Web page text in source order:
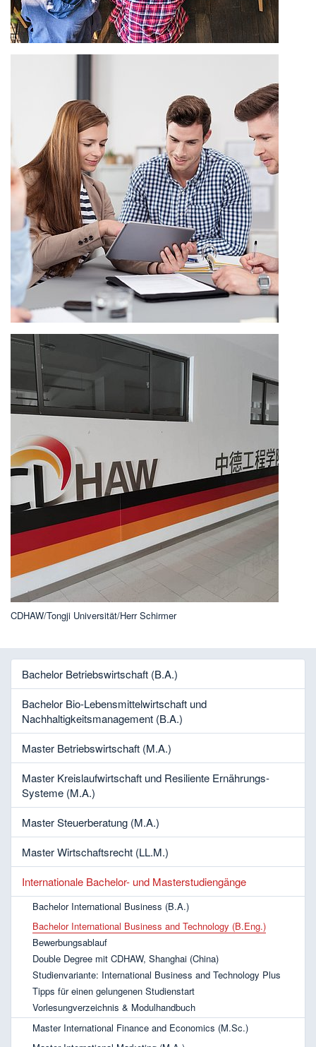
CDHAW/Tongji Universität/Herr Schirmer
Bachelor Betriebswirtschaft (B.A.)
Bachelor Bio-Lebensmittelwirtschaft und
Nachhaltigkeitsmanagement (B.A.)
Master Betriebswirtschaft (M.A.)
Master Kreislaufwirtschaft und Resiliente Ernährungs-
Systeme (M.A.)
Master Steuerberatung (M.A.)
Master Wirtschaftsrecht (LL.M.)
Internationale Bachelor- und Masterstudiengänge
Bachelor International Business (B.A.)
Bachelor International Business and Technology (B.Eng.)
Bewerbungsablauf
Double Degree mit CDHAW, Shanghai (China)
Studienvariante: International Business and Technology Plus
Tipps für einen gelungenen Studienstart
Vorlesungverzeichnis & Modulhandbuch
Master International Finance and Economics (M.Sc.)